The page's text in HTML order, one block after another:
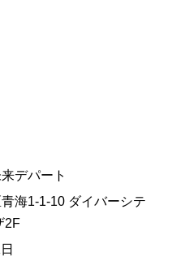
デパート
海1-1-10 ダイバーシテ
2F